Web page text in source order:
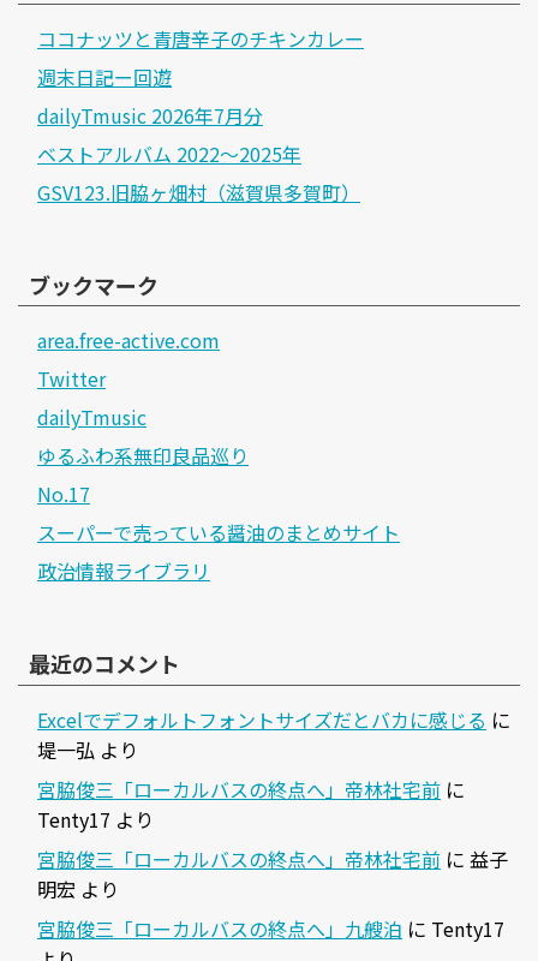
ココナッツと青唐辛子のチキンカレー
週末日記ー回遊
dailyTmusic 2026年7月分
ベストアルバム 2022～2025年
GSV123.旧脇ヶ畑村（滋賀県多賀町）
ブックマーク
area.free-active.com
Twitter
dailyTmusic
ゆるふわ系無印良品巡り
No.17
スーパーで売っている醤油のまとめサイト
政治情報ライブラリ
最近のコメント
Excelでデフォルトフォントサイズだとバカに感じる に
堤一弘 より
宮脇俊三「ローカルバスの終点へ」帝林社宅前 に
Tenty17 より
宮脇俊三「ローカルバスの終点へ」帝林社宅前 に 益子
明宏 より
宮脇俊三「ローカルバスの終点へ」九艘泊 に Tenty17